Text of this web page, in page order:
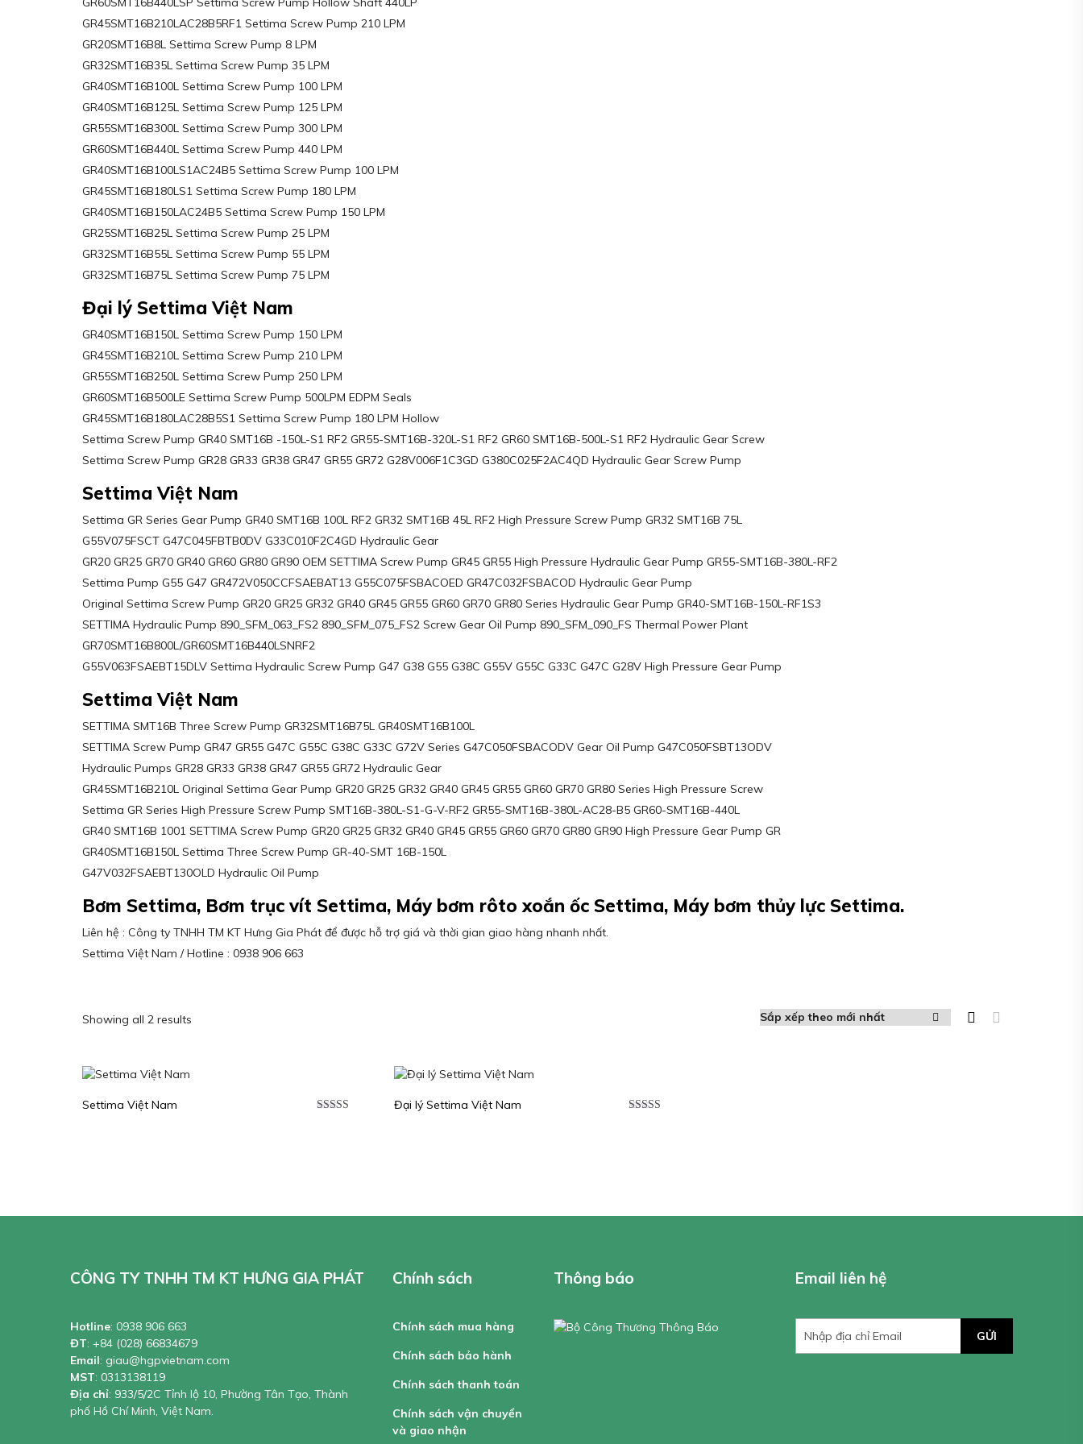
GR45SMT16B210LAC28B5RF1 Settima Screw Pump 210 LPM
GR20SMT16B8L Settima Screw Pump 8 LPM
GR32SMT16B35L Settima Screw Pump 35 LPM
GR40SMT16B100L Settima Screw Pump 100 LPM
GR40SMT16B125L Settima Screw Pump 125 LPM
GR55SMT16B300L Settima Screw Pump 300 LPM
GR60SMT16B440L Settima Screw Pump 440 LPM
GR40SMT16B100LS1AC24B5 Settima Screw Pump 100 LPM
GR45SMT16B180LS1 Settima Screw Pump 180 LPM
GR40SMT16B150LAC24B5 Settima Screw Pump 150 LPM
GR25SMT16B25L Settima Screw Pump 25 LPM
GR32SMT16B55L Settima Screw Pump 55 LPM
GR32SMT16B75L Settima Screw Pump 75 LPM
Đại lý Settima Việt Nam
GR40SMT16B150L Settima Screw Pump 150 LPM
GR45SMT16B210L Settima Screw Pump 210 LPM
GR55SMT16B250L Settima Screw Pump 250 LPM
GR60SMT16B500LE Settima Screw Pump 500LPM EDPM Seals
GR45SMT16B180LAC28B5S1 Settima Screw Pump 180 LPM Hollow
Settima Screw Pump GR40 SMT16B -150L-S1 RF2 GR55-SMT16B-320L-S1 RF2 GR60 SMT16B-500L-S1 RF2 Hydraulic Gear Screw
Settima Screw Pump GR28 GR33 GR38 GR47 GR55 GR72 G28V006F1C3GD G380C025F2AC4QD Hydraulic Gear Screw Pump
Settima Việt Nam
Settima GR Series Gear Pump GR40 SMT16B 100L RF2 GR32 SMT16B 45L RF2 High Pressure Screw Pump GR32 SMT16B 75L
G55V075FSCT G47C045FBTB0DV G33C010F2C4GD Hydraulic Gear
GR20 GR25 GR70 GR40 GR60 GR80 GR90 OEM SETTIMA Screw Pump GR45 GR55 High Pressure Hydraulic Gear Pump GR55-SMT16B-380L-RF2
Settima Pump G55 G47 GR472V050CCFSAEBAT13 G55C075FSBACOED GR47C032FSBACOD Hydraulic Gear Pump
Original Settima Screw Pump GR20 GR25 GR32 GR40 GR45 GR55 GR60 GR70 GR80 Series Hydraulic Gear Pump GR40-SMT16B-150L-RF1S3
SETTIMA Hydraulic Pump 890_SFM_063_FS2 890_SFM_075_FS2 Screw Gear Oil Pump 890_SFM_090_FS Thermal Power Plant
GR70SMT16B800L/GR60SMT16B440LSNRF2
G55V063FSAEBT15DLV Settima Hydraulic Screw Pump G47 G38 G55 G38C G55V G55C G33C G47C G28V High Pressure Gear Pump
Settima Việt Nam
SETTIMA SMT16B Three Screw Pump GR32SMT16B75L GR40SMT16B100L
SETTIMA Screw Pump GR47 GR55 G47C G55C G38C G33C G72V Series G47C050FSBACODV Gear Oil Pump G47C050FSBT13ODV
Hydraulic Pumps GR28 GR33 GR38 GR47 GR55 GR72 Hydraulic Gear
GR45SMT16B210L Original Settima Gear Pump GR20 GR25 GR32 GR40 GR45 GR55 GR60 GR70 GR80 Series High Pressure Screw
Settima GR Series High Pressure Screw Pump SMT16B-380L-S1-G-V-RF2 GR55-SMT16B-380L-AC28-B5 GR60-SMT16B-440L
GR40 SMT16B 1001 SETTIMA Screw Pump GR20 GR25 GR32 GR40 GR45 GR55 GR60 GR70 GR80 GR90 High Pressure Gear Pump GR
GR40SMT16B150L Settima Three Screw Pump GR-40-SMT 16B-150L
G47V032FSAEBT130OLD Hydraulic Oil Pump
Bơm Settima, Bơm trục vít Settima, Máy bơm rôto xoắn ốc Settima, Máy bơm thủy lực Settima.
Liên hệ : Công ty TNHH TM KT Hưng Gia Phát để được hỗ trợ giá và thời gian giao hàng nhanh nhất.
Settima Việt Nam / Hotline : 0938 906 663
Showing all 2 results
Settima Việt Nam Đại lý Settima Việt Nam
CÔNG TY TNHH TM KT HƯNG GIA PHÁT
Hotline: 0938 906 663
ĐT: +84 (028) 66834679
Email: giau@hgpvietnam.com
MST: 0313138119
Địa chỉ: 933/5/2C Tỉnh lộ 10, Phường Tân Tạo, Thành
phố Hồ Chí Minh, Việt Nam.
Chính sách
Chính sách mua hàng
Chính sách bảo hành
Chính sách thanh toán
Chính sách vận chuyển
và giao nhận
Thông báo Email liên hệ
GỬI